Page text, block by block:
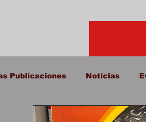
Publicaciones Noticias
y entrenamiento